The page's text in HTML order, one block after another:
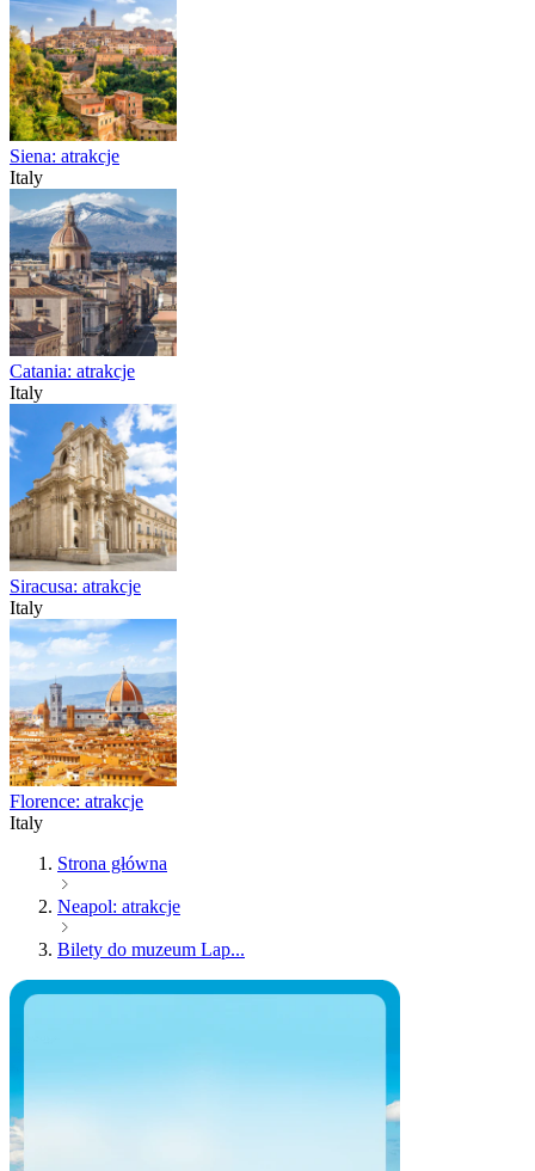
Siena: atrakcje
Italy
Catania: atrakcje
Italy
Siracusa: atrakcje
Italy
Florence: atrakcje
Italy
Strona główna
Neapol: atrakcje
Bilety do muzeum Lap...